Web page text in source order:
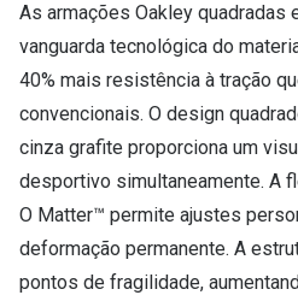
As armações Oakley quadradas
vanguarda tecnológica do
40% mais resistência à tração
convencionais. O design
cinza grafite proporciona um
desportivo simultaneamente. A
O Matter™ permite ajustes
deformação permanente. A
pontos de fragilidade,